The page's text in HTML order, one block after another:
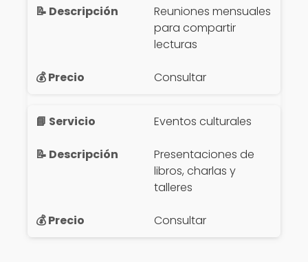
Reuniones mensuales
para compartir
lecturas
Consultar
Eventos culturales
Presentaciones de
libros, charlas y
talleres
Consultar